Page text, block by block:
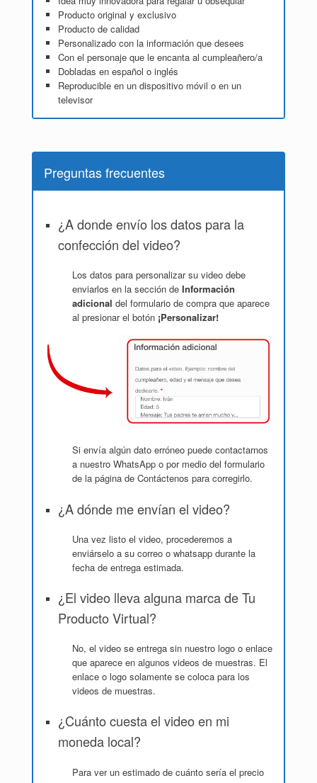
Producto original y exclusivo
Producto de calidad
Personalizado con la información que desees
Con el personaje que le encanta al cumpleañero/a
Dobladas en español o inglés
Reproducible en un dispositivo móvil o en un
televisor
Preguntas frecuentes
¿A donde envío los datos para la
confección del video?
Los datos para personalizar su video debe
enviarlos en la sección de Información
adicional del formulario de compra que aparece
al presionar el botón ¡Personalizar!
Si envía algún dato erróneo puede contactarnos
a nuestro WhatsApp o por medio del formulario
de la página de Contáctenos para corregirlo.
¿A dónde me envían el video?
Una vez listo el video, procederemos a
enviárselo a su correo o whatsapp durante la
fecha de entrega estimada.
¿El video lleva alguna marca de Tu
Producto Virtual?
No, el video se entrega sin nuestro logo o enlace
que aparece en algunos videos de muestras. El
enlace o logo solamente se coloca para los
videos de muestras.
¿Cuánto cuesta el video en mi
moneda local?
Para ver un estimado de cuánto sería el precio